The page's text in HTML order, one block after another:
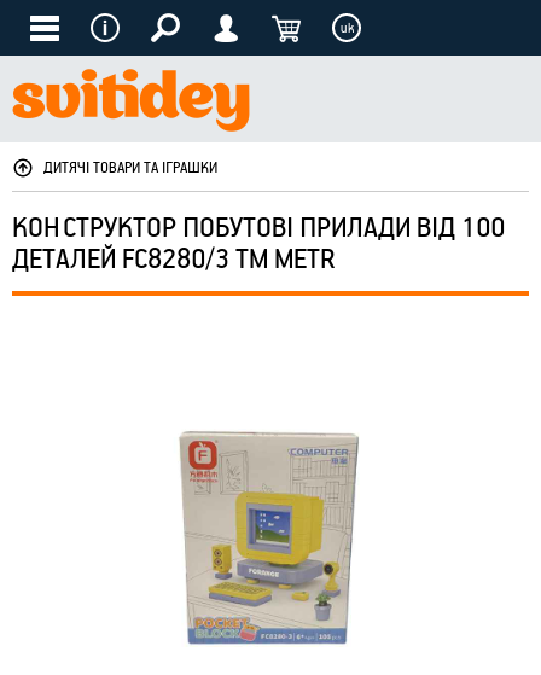
uk
ДИТЯЧІ ТОВАРИ ТА ІГРАШКИ
КОНСТРУКТОР ПОБУТОВІ ПРИЛАДИ ВІД 100
ДЕТАЛЕЙ FC8280/3 ТМ METR